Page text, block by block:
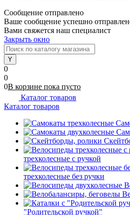
Сообщение отправлено
Ваше сообщение успешно
Вами свяжется наш специалист
Закрыть окно
0
0
0В корзине пока пусто
Каталог товаров
Каталог товаров
трехколесные с ручкой
трехколесные без ручки
"Родительской ручкой"